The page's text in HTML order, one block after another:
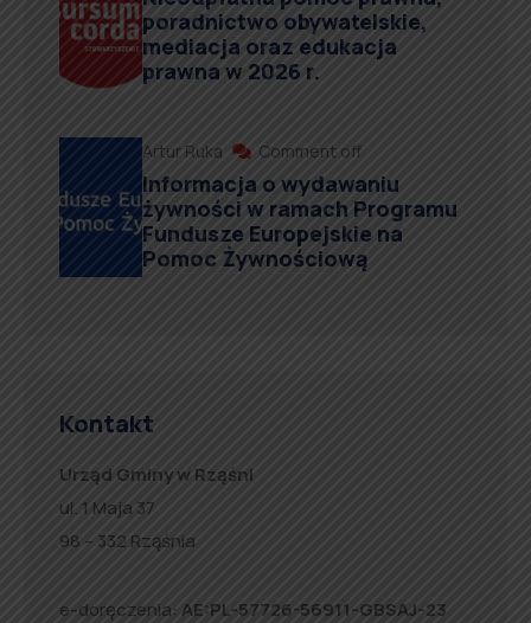
poradnictwo obywatelskie,
mediacja oraz edukacja
prawna w 2026 r.
Artur Ruka Comment off
Informacja o wydawaniu
żywności w ramach Programu
Fundusze Europejskie na
Pomoc Żywnościową
Kontakt
Urząd Gminy w Rząśni
ul. 1 Maja 37
98 – 332 Rząśnia
e-doręczenia: AE:PL-57726-56911-GBSAJ-23